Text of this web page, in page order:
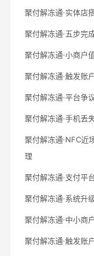
聚付解冻通·实体店
聚付解冻通·五步完
聚付解冻通·小商户
聚付解冻通·触发账
聚付解冻通·平台争
聚付解冻通·手机丢
聚付解冻通·NFC近
理
聚付解冻通·支付平
聚付解冻通·系统升
聚付解冻通·中小商
聚付解冻通·触发账